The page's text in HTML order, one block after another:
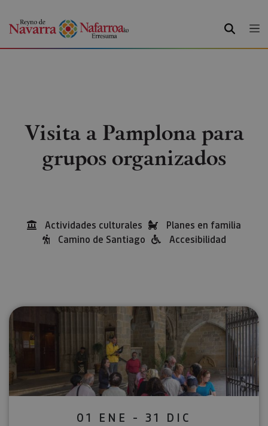
BUSCAR
Visita a Pamplona para
grupos organizados
Actividades culturales
Planes en familia
Camino de Santiago
Accesibilidad
01 ENE - 31 DIC